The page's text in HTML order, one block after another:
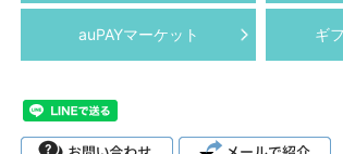
auPAYマーケット ギ